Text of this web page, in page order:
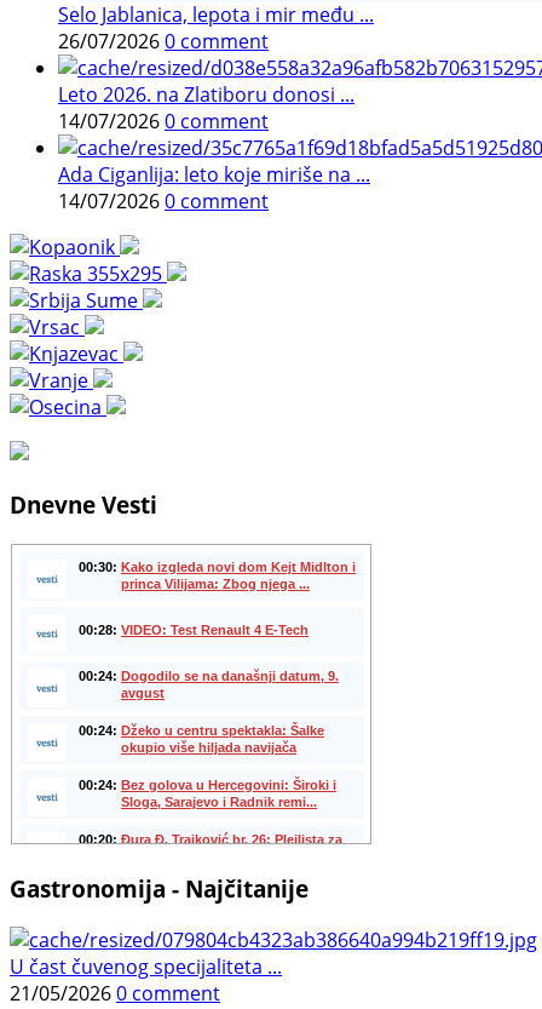
Selo Jablanica, lepota i mir među ...
26/07/20260 comment
Leto 2026. na Zlatiboru donosi ...
14/07/20260 comment
Ada Ciganlija: leto koje miriše na ...
14/07/20260 comment
Dnevne Vesti
Gastronomija - Najčitanije
U čast čuvenog specijaliteta ...
21/05/20260 comment